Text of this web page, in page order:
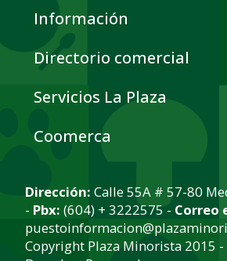
Información
Directorio comercial
Servicios La Plaza
Coomerca
Dirección: Calle 55A # 57-80
- Pbx: (604) + 3222575 - Correo
Copyright Plaza Minorista 2015